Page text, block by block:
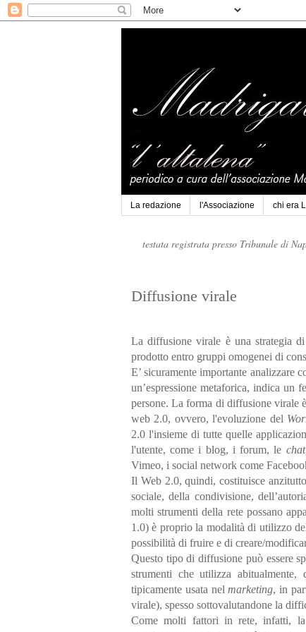
La redazione l'Associazione chi era
testata registrata presso Tribunale di
Diffusione virale
La diffusione virale è una strategia
prodotto entro gruppi omogenei di
E’ sicuramente importante
un’espressione metaforica, indica un
persone. La forma di diffusione virale
web 2.0, ovvero, l'evoluzione del
2.0 l'insieme di tutte quelle
l'utente, come i blog, i forum, le chat
Vimeo, i social network come
Il Web 2.0, quindi, costituisce
sociale, della condivisione,
molti strumenti della rete possano
1.0) è proprio la modalità di utilizzo
possibilità di fruire e di creare/
Questo tipo di diffusione può essere
strumenti che utilizza
tipicamente usata nelmarketing, in
virale), spesso sottovalutandone la
Come molti fattori in rete, infatti, la